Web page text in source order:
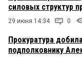
силовых структур
29 июня 14:34 0
Прокуратура
подполковнику